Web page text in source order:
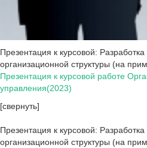
Презентация к курсовой:
организационной структуры (на
Презентация к курсовой работе
управления(2023)
[свернуть]
Презентация к курсовой:
организационной структуры (на